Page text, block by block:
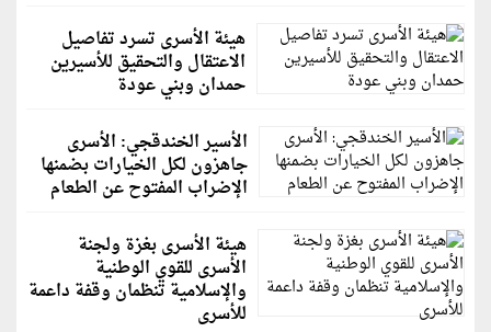
هيئة الأسرى تسرد تفاصيل
الاعتقال والتحقيق للأسيرين
حمدان وبني عودة
الأسير الخندقجي: الأسرى
جاهزون لكل الخيارات بضمنها
الإضراب المفتوح عن الطعام
هيئة الأسرى بغزة ولجنة
الأسرى للقوي الوطنية
والإسلامية تنظمان وقفة داعمة
للأسرى